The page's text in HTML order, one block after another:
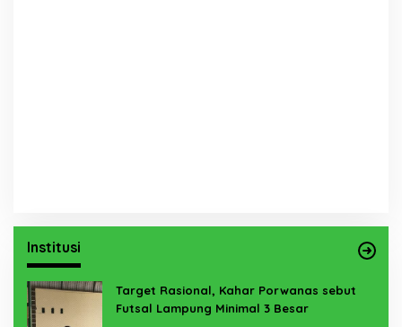
Institusi
Target Rasional, Kahar Porwanas sebut
Futsal Lampung Minimal 3 Besar